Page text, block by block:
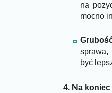
na
mocno
być
4. Na